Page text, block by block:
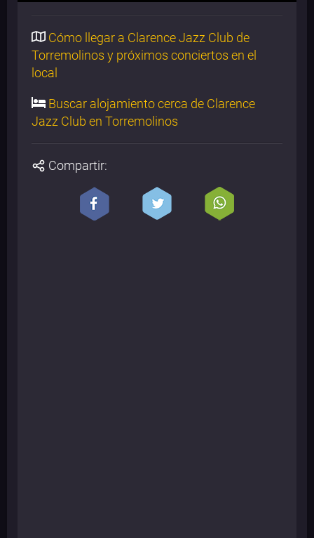
Cómo llegar a Clarence Jazz Club de
Torremolinos y próximos conciertos en el
local
Buscar alojamiento cerca de Clarence
Jazz Club en Torremolinos
Compartir: